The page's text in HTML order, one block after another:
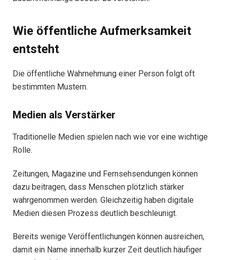
Wie öffentliche Aufmerksamkeit
entsteht
Die öffentliche Wahrnehmung einer Person folgt oft
bestimmten Mustern.
Medien als Verstärker
Traditionelle Medien spielen nach wie vor eine wichtige
Rolle.
Zeitungen, Magazine und Fernsehsendungen können
dazu beitragen, dass Menschen plötzlich stärker
wahrgenommen werden. Gleichzeitig haben digitale
Medien diesen Prozess deutlich beschleunigt.
Bereits wenige Veröffentlichungen können ausreichen,
damit ein Name innerhalb kurzer Zeit deutlich häufiger